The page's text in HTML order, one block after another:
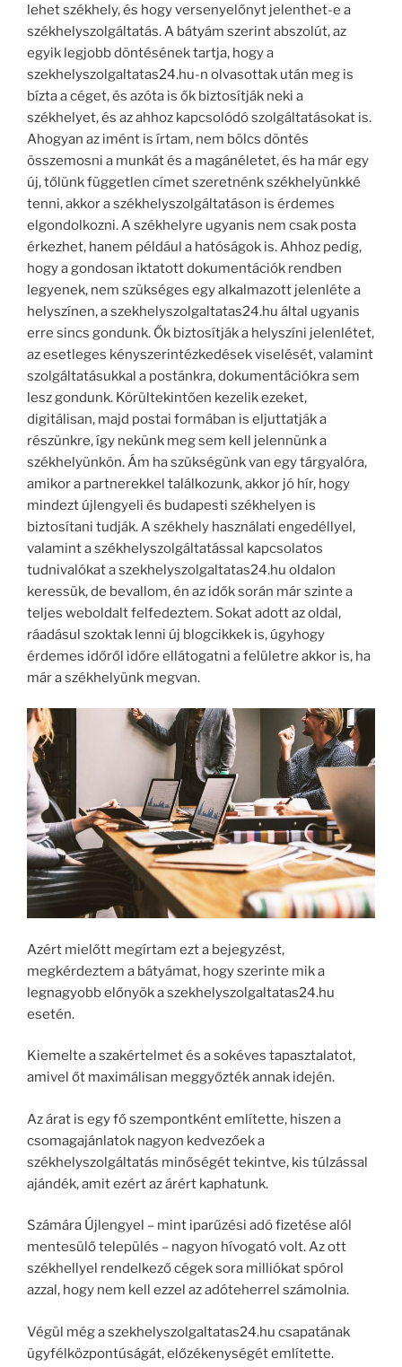
lehet székhely, és hogy versenyelőnyt jelenthet-e a
székhelyszolgáltatás. A bátyám szerint abszolút, az
egyik legjobb döntésének tartja, hogy a
szekhelyszolgaltatas24.hu-n olvasottak után meg is
bízta a céget, és azóta is ők biztosítják neki a
székhelyet, és az ahhoz kapcsolódó szolgáltatásokat is.
Ahogyan az imént is írtam, nem bölcs döntés
összemosni a munkát és a magánéletet, és ha már egy
új, tőlünk független címet szeretnénk székhelyünkké
tenni, akkor a székhelyszolgáltatáson is érdemes
elgondolkozni. A székhelyre ugyanis nem csak posta
érkezhet, hanem például a hatóságok is. Ahhoz pedig,
hogy a gondosan iktatott dokumentációk rendben
legyenek, nem szükséges egy alkalmazott jelenléte a
helyszínen, a szekhelyszolgaltatas24.hu által ugyanis
erre sincs gondunk. Ők biztosítják a helyszíni jelenlétet,
az esetleges kényszerintézkedések viselését, valamint
szolgáltatásukkal a postánkra, dokumentációkra sem
lesz gondunk. Körültekintően kezelik ezeket,
digitálisan, majd postai formában is eljuttatják a
részünkre, így nekünk meg sem kell jelennünk a
székhelyünkön. Ám ha szükségünk van egy tárgyalóra,
amikor a partnerekkel találkozunk, akkor jó hír, hogy
mindezt újlengyeli és budapesti székhelyen is
biztosítani tudják. A székhely használati engedéllyel,
valamint a székhelyszolgáltatással kapcsolatos
tudnivalókat a szekhelyszolgaltatas24.hu oldalon
keressük, de bevallom, én az idők során már szinte a
teljes weboldalt felfedeztem. Sokat adott az oldal,
ráadásul szoktak lenni új blogcikkek is, úgyhogy
érdemes időről időre ellátogatni a felületre akkor is, ha
már a székhelyünk megvan.
Azért mielőtt megírtam ezt a bejegyzést,
megkérdeztem a bátyámat, hogy szerinte mik a
legnagyobb előnyök a szekhelyszolgaltatas24.hu
esetén.
Kiemelte a szakértelmet és a sokéves tapasztalatot,
amivel őt maximálisan meggyőzték annak idején.
Az árat is egy fő szempontként említette, hiszen a
csomagajánlatok nagyon kedvezőek a
székhelyszolgáltatás minőségét tekintve, kis túlzással
ajándék, amit ezért az árért kaphatunk.
Számára Újlengyel – mint iparűzési adó fizetése alól
mentesülő település – nagyon hívogató volt. Az ott
székhellyel rendelkező cégek sora milliókat spórol
azzal, hogy nem kell ezzel az adóteherrel számolnia.
Végül még a szekhelyszolgaltatas24.hu csapatának
ügyfélközpontúságát, előzékenységét említette.